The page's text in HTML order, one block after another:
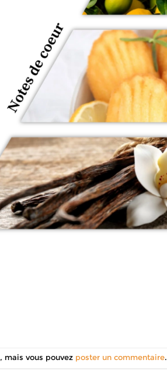
mais vous pouvez poster un commentaire.